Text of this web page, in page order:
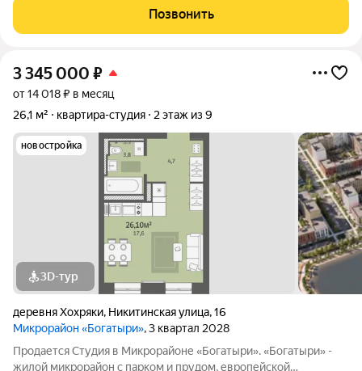
находится в шаговой доступности от детского сада, школы, а
так же магазины и остановка
Позвонить
3 345 000 ₽
от 14 018 ₽ в месяц
26,1 м²
квартира-студия 2 этаж из 9
новостройка
3D-тур
деревня Хохряки, Никитинская улица,16
Микрорайон «Богатыри», 3 квартал 2028
Продается Студия в Микрорайоне «Богатыри». «Богатыри» -
жилой микрорайон с парком и прудом, европейской